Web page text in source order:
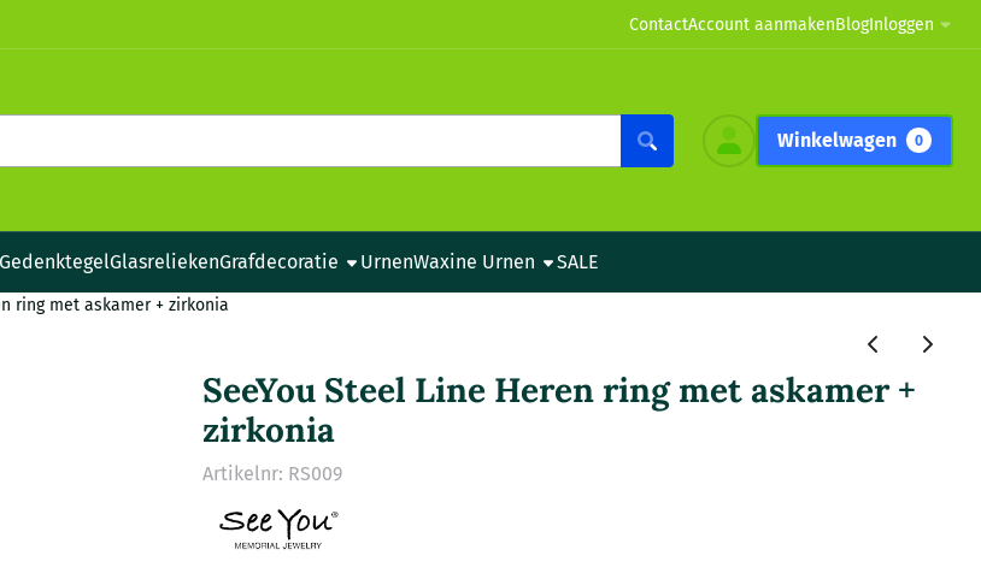
ContactAccount aanmakenBlogInloggen
Winkelwagen 0
GedenktegelGlasreliekenGrafdecoratie UrnenWaxine Urnen SALE
ring met askamer + zirkonia
SeeYou Steel Line Heren ring met askamer +
zirkonia
Artikelnr: RS009